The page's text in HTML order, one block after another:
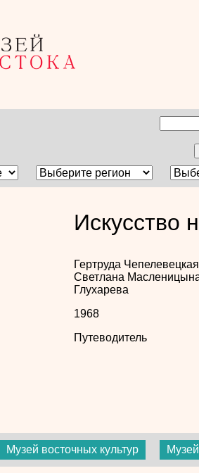
Искусство
Гертруда
Светлана
Глухарева
1968
Путеводитель
Музей восточных культур